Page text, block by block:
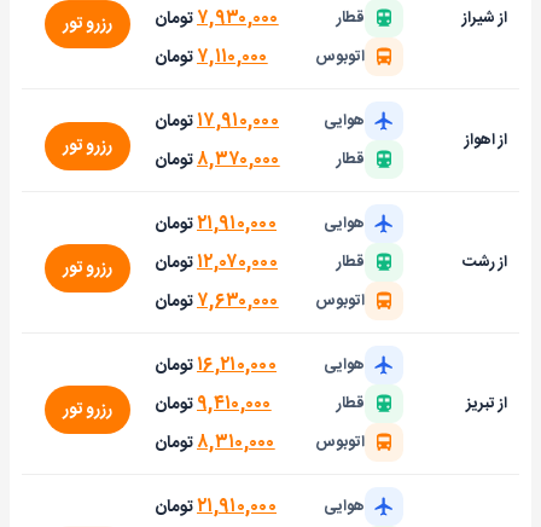
از شیراز قطار ۷,۹۳۰,۰۰۰تومان
اتوبوس ۷,۱۱۰,۰۰۰تومان
رزرو تور
از اهواز
هوایی ۱۷,۹۱۰,۰۰۰تومان
قطار ۸,۳۷۰,۰۰۰تومان رزرو تور
از رشت
هوایی ۲۱,۹۱۰,۰۰۰تومان
قطار ۱۲,۰۷۰,۰۰۰تومان
اتوبوس ۷,۶۳۰,۰۰۰تومان
رزرو تور
از تبریز
هوایی ۱۶,۲۱۰,۰۰۰تومان
قطار ۹,۴۱۰,۰۰۰تومان
اتوبوس ۸,۳۱۰,۰۰۰تومان
رزرو تور
هوایی ۲۱,۹۱۰,۰۰۰تومان